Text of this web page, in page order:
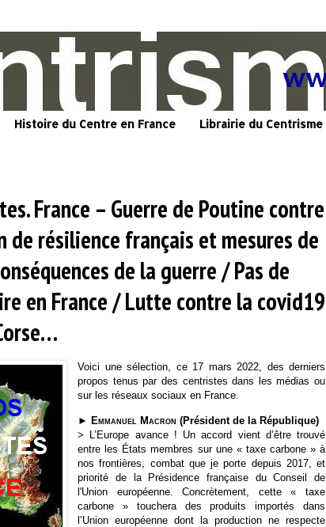
Histoire du Centre en France Librairie du Centrisme
France – Guerre de Poutine contre
de résilience français et mesures de
de la guerre / Pas de
en France / Lutte contre la covid19
Voici une sélection, ce 17 mars 2022, des derniers
propos tenus par des centristes dans les médias ou
sur les réseaux sociaux en France.
►Emmanuel Macron (Président de la République)
> L’Europe avance ! Un accord vient d’être trouvé
entre les États membres sur une « taxe carbone » à
nos frontières, combat que je porte depuis 2017, et
priorité de la Présidence française du Conseil de
l'Union européenne. Concrètement, cette « taxe
carbone » touchera des produits importés dans
l’Union européenne dont la production ne respecte